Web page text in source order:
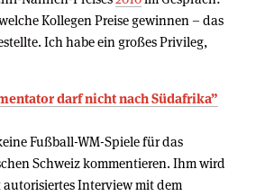
Kollegen Preise gewinnen – das
Ich habe ein großes Privileg,
darf nicht nach Südafrika”
Fußball-WM-Spiele für das
Schweiz kommentieren. Ihm wird
Interview mit dem